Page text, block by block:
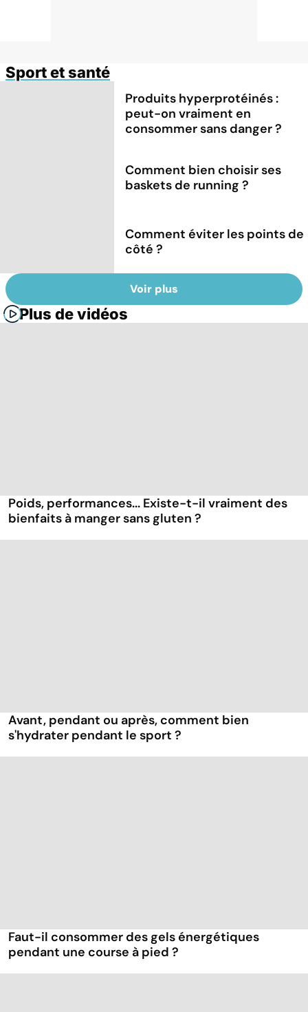
Sport et santé
Produits hyperprotéinés :
peut-on vraiment en
consommer sans danger ?
Comment bien choisir ses
baskets de running ?
Comment éviter les points de
côté ?
Voir plus
Plus de vidéos
Poids, performances... Existe-t-il vraiment des
bienfaits à manger sans gluten ?
Avant, pendant ou après, comment bien
s'hydrater pendant le sport ?
Faut-il consommer des gels énergétiques
pendant une course à pied ?